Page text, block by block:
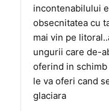
incontenabilului
obsecnitatea cu
mai vin pe
ungurii care de-
oferind in
le va oferi cand
glaciara